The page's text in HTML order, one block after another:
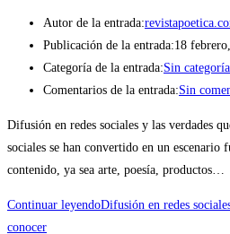
Autor de la entrada:
Publicación de la entrada:18
Categoría de la entrada:Sin categoría
Comentarios de la entrada:Sin
Difusión en redes sociales y las verdades
sociales se han convertido en un escenario
contenido, ya sea arte, poesía, productos…
Continuar leyendoDifusión en redes
conocer